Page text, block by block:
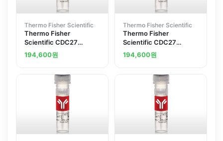
Thermo Fisher Scientific
Thermo Fisher
Scientific CDC27
Polyclonal Antibody
194,600원
Thermo Fisher Scientific
Thermo Fisher
Scientific CDC27
Polyclonal Antibody
194,600원